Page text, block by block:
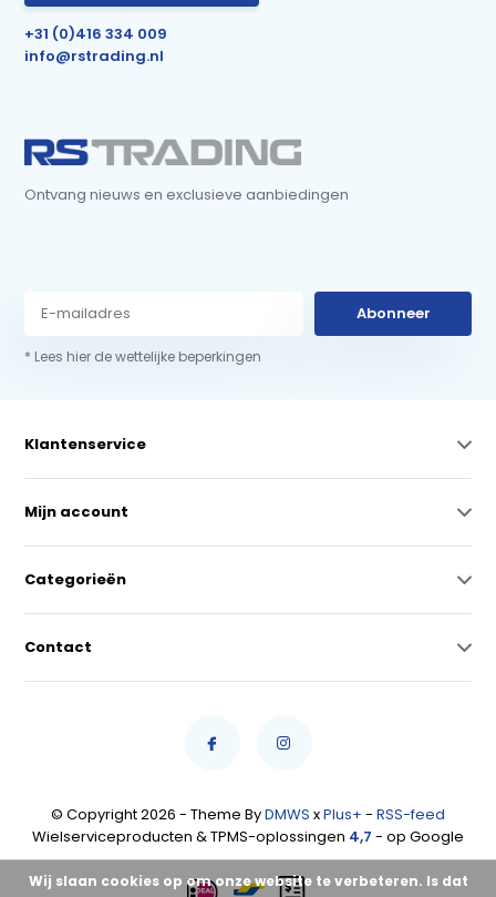
+31 (0)416 334 009
info@rstrading.nl
Ontvang nieuws en exclusieve aanbiedingen
Abonneer
* Lees hier de wettelijke beperkingen
Klantenservice
Mijn account
Categorieën
Contact
© Copyright 2026 - Theme ByDMWS xPlus+ - RSS-feed
Wielserviceproducten & TPMS-oplossingen 4,7 - op Google
Wij slaan cookies op om onze website te verbeteren. Is dat